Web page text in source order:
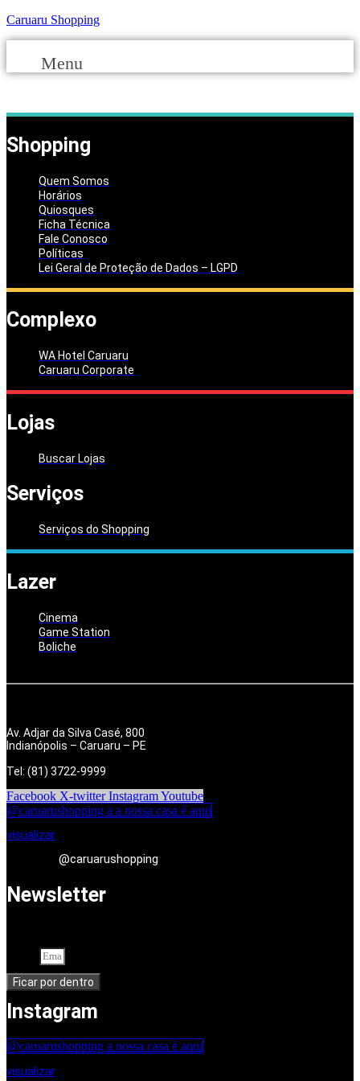
Caruaru Shopping
Menu
Shopping
Quem Somos
Horários
Quiosques
Ficha Técnica
Fale Conosco
Políticas
Lei Geral de Proteção de Dados – LGPD
Complexo
WA Hotel Caruaru
Caruaru Corporate
Lojas
Buscar Lojas
Serviços
Serviços do Shopping
Lazer
Cinema
Game Station
Boliche
Av. Adjar da Silva Casé, 800
Indianópolis – Caruaru – PE
Tel: (81) 3722-9999
Facebook X-twitter InstagramYoutube
@caruarushopping a a nossa casa é aqui
visualizar
@caruarushopping
Newsletter
Ficar por dentro
Instagram
@caruarushopping a nossa casa é aqui
visualizar